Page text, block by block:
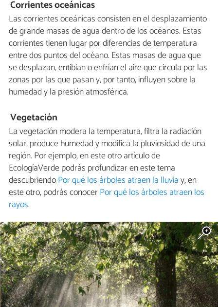
Corrientes oceánicas
Las corrientes oceánicas consisten en el desplazamiento
de grande masas de agua dentro de los océanos. Estas
corrientes tienen lugar por diferencias de temperatura
entre dos puntos del océano. Estas masas de agua que
se desplazan, entibian o enfrían el aire que circula por las
zonas por las que pasan y, por tanto, influyen sobre la
humedad y la presión atmosférica.
Vegetación
La vegetación modera la temperatura, filtra la radiación
solar, produce humedad y modifica la pluviosidad de una
región. Por ejemplo, en este otro artículo de
EcologíaVerde podrás profundizar en este tema
descubriendoPor qué los árboles atraen la lluviay, en
este otro, podrás conocerPor qué los árboles atraen los
rayos.